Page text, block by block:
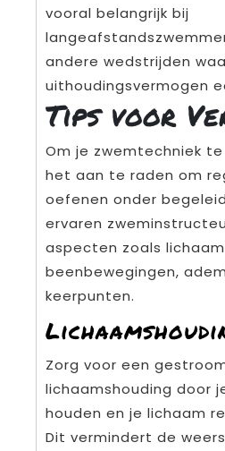
vooral belangrijk bij
andere wedstrijden
uithoudingsvermogen
Tips voor
Om je zwemtechniek
het aan te raden om
oefenen onder
ervaren
aspecten zoals
beenbewegingen,
keerpunten.
Zorg voor een
lichaamshouding door
houden en je lichaam
Dit vermindert de